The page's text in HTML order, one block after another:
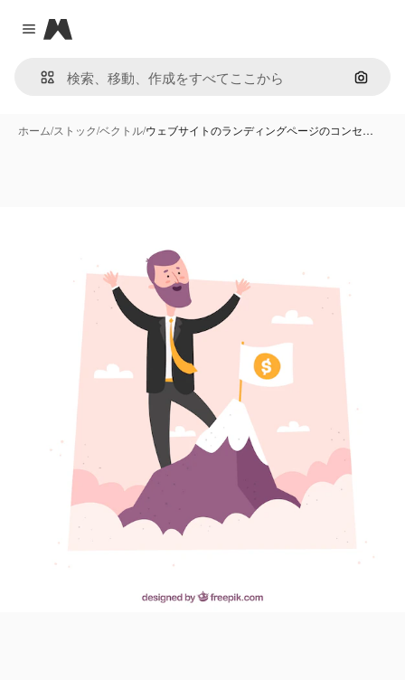
Close menu
Magnific
画像で
ホーム/ストック/ベクトル/ウェブサイトのランディングページのコンセ…